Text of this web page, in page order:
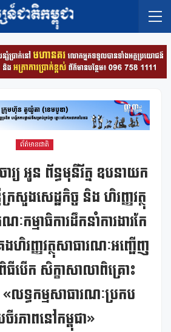
ព័ត៌មានជាតិ
រ្យ អូន ព័ន្ធមុនីរ័ត្ន ឧបនាយក
រីក្រសួងសេដ្ឋកិច្ច និង ហិរញ្ញវត្ថុ
កម្មាធិការដឹកនាំការងារកែ
ងហិរញ្ញវត្ថុសាធារណៈអញ្ជើញ
ធីបើក សិក្ខាសាលាពិគ្រោះ
ទ្ធកម្មសាធារណៈប្រកប
រភាពនៅកម្ពុជា»